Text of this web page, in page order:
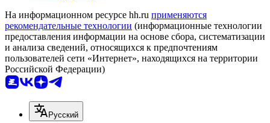
На информационном ресурсе hh.ru применяются
рекомендательные технологии (информационные технологии
предоставления информации на основе сбора, систематизации
и анализа сведений, относящихся к предпочтениям
пользователей сети «Интернет», находящихся на территории
Российской Федерации)
Русский